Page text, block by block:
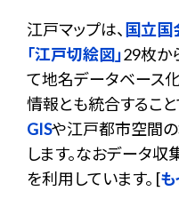
江戸マップは、 国立
「江戸切絵図」29枚か
て地名データベース
情報とも統合すること
GISや江戸都市空間
します。なおデータ収
を利用しています。 [も